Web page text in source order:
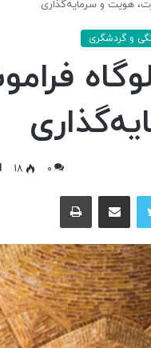
هویت و سرمایه‌گذاری
و گردشگری
۰ 18
توییتر اشتراک گذاری از طریق ایمیل چاپ
معاصر با الهام
م
ف
ک
ر
گ
و
گ
۱۰ ساعت پیش